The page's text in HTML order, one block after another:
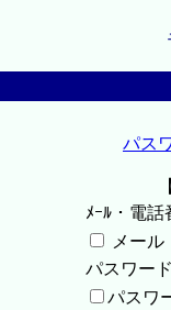
パス
ﾒｰﾙ・電話
メー
パスワード
パスワ